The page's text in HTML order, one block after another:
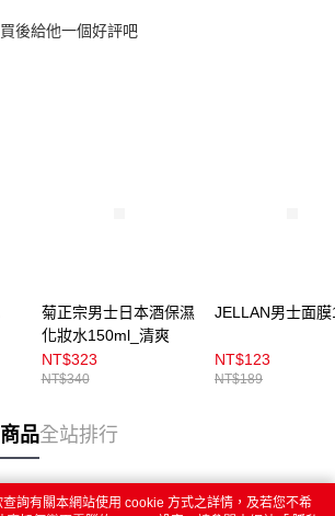
後給他一個好評吧
菊正宗男士日本酒保濕
化妝水150ml_清爽
NT$323
NT$340
JELLAN男士面膜
NT$123
NT$189
品全站排行
詢有關本網站使用 cookie 方式之詳情，及若您不希